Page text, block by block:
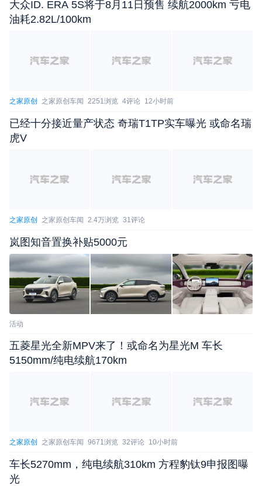
销商也将会主动联系用户安排车辆回店检查。用户可
外，也可登录市场监管总局召回中心网站，关注微信
车之家 郭辰）
大众ID. ERA 5S将于8月11日预售 续航2000km 亏电
油耗2.82L/100km
之家原创 之家原创车闻 2251浏览 4评论 12小时前
已经十分接近量产状态 奇瑞T1TP实车曝光 或命名瑞
虎V
之家原创 之家原创车闻 2.4万浏览 31评论
岚图知音置换补贴5000元
活动
五菱星光全新MPV来了！或命名为星光M 车长
5150mm/纯电续航170km
之家原创 之家原创车闻 9671浏览 32评论 10小时前
车长5270mm，纯电续航310km 方程豹钛9申报图曝
光